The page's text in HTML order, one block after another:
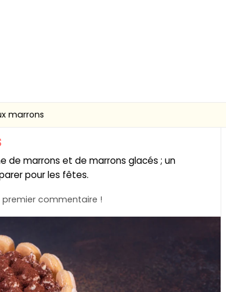
marrons
de marrons et de marrons glacés ; un
pour les fêtes.
premier commentaire !